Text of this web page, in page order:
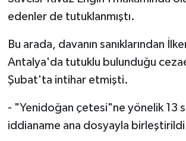
edenler de tutuklanmıştı.
Bu arada, davanın sanıklarından
Antalya'da tutuklu bulunduğu
Şubat'ta intihar etmişti.
- "Yenidoğan çetesi"ne yönelik 13
iddianame ana dosyayla birleştirildi